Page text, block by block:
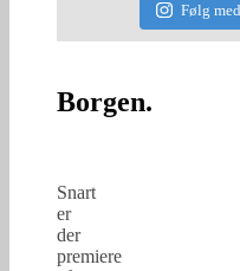
Følg
Borgen.
Snart
er
der
premiere